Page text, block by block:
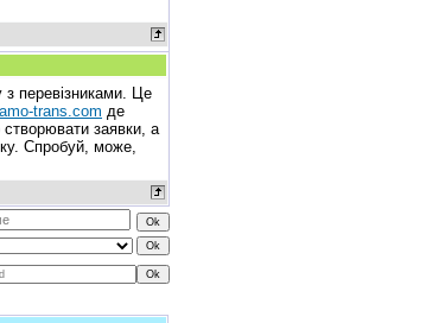
перевізниками. Це
trans.com де
створювати заявки, а
Спробуй, може,